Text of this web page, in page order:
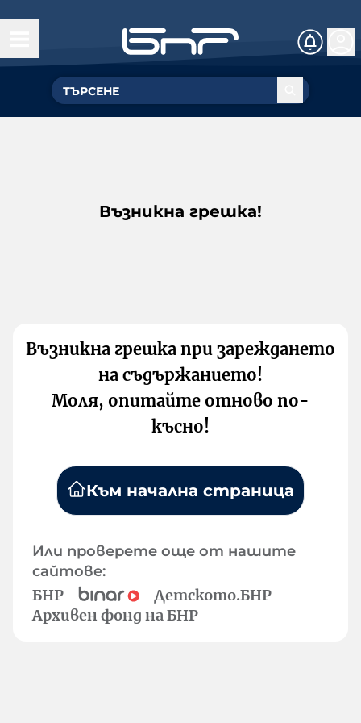
Възникна грешка!
Възникна грешка при зареждането
на съдържанието!
Моля, опитайте отново по-
късно!
Към начална страница
Или проверете още от нашите
сайтове:
БНР
Детското.БНР
Архивен фонд на БНР